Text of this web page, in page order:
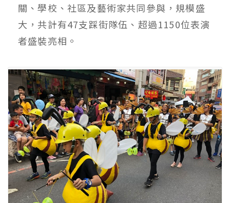
關、學校、社區及藝術家共同參與，規模盛
大，共計有47支踩街隊伍、超過1150位表演
者盛裝亮相。